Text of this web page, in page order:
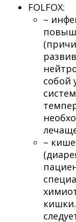
FOLFOX:
–
собой
–